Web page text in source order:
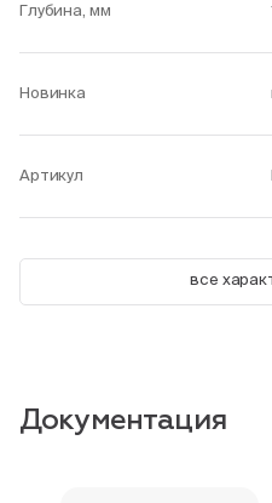
Глубина, мм
Новинка
Артикул
все
Документация